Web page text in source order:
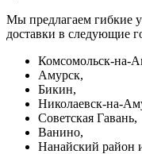
Мы предлагаем гибкие
доставки в следующие
Комсомольск-на-
Амурск,
Бикин,
Николаевск-на-
Советская Гавань,
Ванино,
Нанайский район